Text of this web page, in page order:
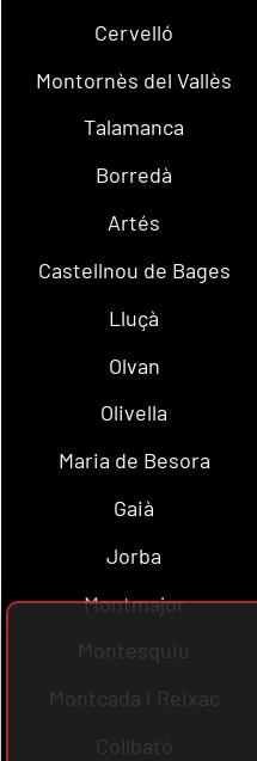
Cervelló
Montornès del Vallès
Talamanca
Borredà
Artés
Castellnou de Bages
Lluçà
Olvan
Olivella
Maria de Besora
Gaià
Jorba
Montmajor
Montesquiu
Montcada i Reixac
Collbató